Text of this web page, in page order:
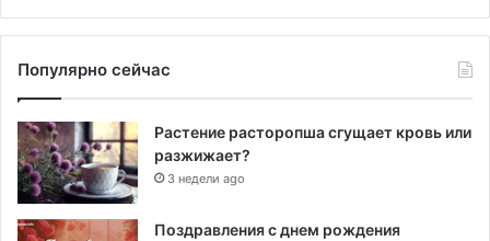
Популярно сейчас
Растение расторопша сгущает кровь или
разжижает?
3 недели ago
Поздравления с днем рождения